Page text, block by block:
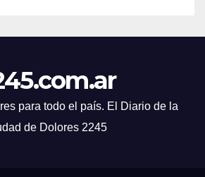
para todo el país. El Diario de la
de Dolores 2245